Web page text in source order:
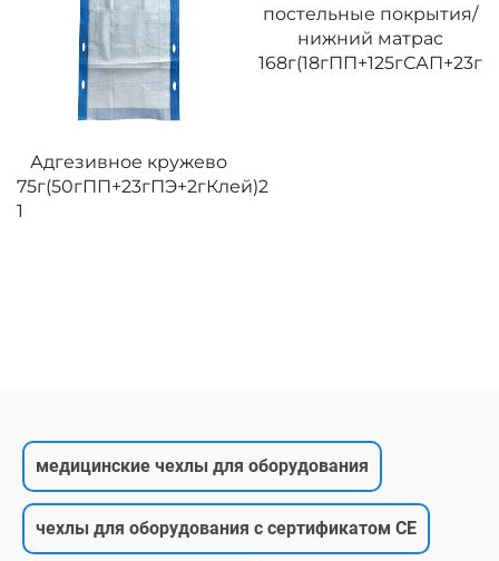
Адгезивное кружево
75г(50гПП+23гПЭ+2гКлей)2
постельные покрытия/
нижний матрас
медицинские чехлы для оборудования
чехлы для оборудования с сертификатом CE